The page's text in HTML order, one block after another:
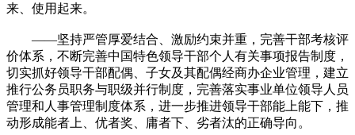
来、使用起来。
——坚持严管厚爱结合、激励约束并重，完善干部考核评
价体系，不断完善中国特色领导干部个人有关事项报告制度，
切实抓好领导干部配偶、子女及其配偶经商办企业管理，建立
推行公务员职务与职级并行制度，完善落实事业单位领导人员
管理和人事管理制度体系，进一步推进领导干部能上能下，推
动形成能者上、优者奖、庸者下、劣者汰的正确导向。